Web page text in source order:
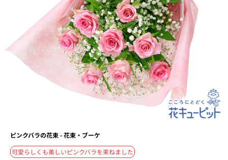
ピンクバラの花束 - 花束・ブーケ
可愛らしくも美しいピンクバラを束ねました